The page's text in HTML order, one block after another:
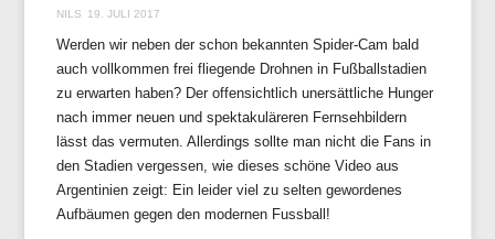
NILS 19. JULI 2017
Werden wir neben der schon bekannten Spider-Cam bald
auch vollkommen frei fliegende Drohnen in Fußballstadien
zu erwarten haben? Der offensichtlich unersättliche Hunger
nach immer neuen und spektakuläreren Fernsehbildern
lässt das vermuten. Allerdings sollte man nicht die Fans in
den Stadien vergessen, wie dieses schöne Video aus
Argentinien zeigt: Ein leider viel zu selten gewordenes
Aufbäumen gegen den modernen Fussball!